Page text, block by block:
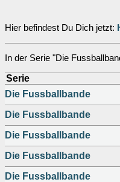
Hier befindest Du Dich jetzt:
In der Serie "Die
Serie
Die Fussballbande
Die Fussballbande
Die Fussballbande
Die Fussballbande
Die Fussballbande